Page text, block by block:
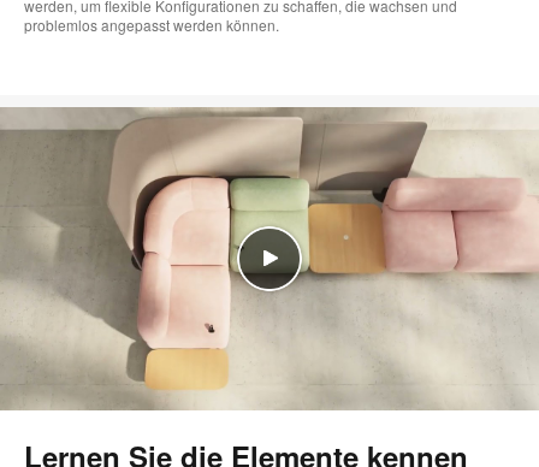
werden, um flexible Konfigurationen zu schaffen, die wachsen und
problemlos angepasst werden können.
Lernen Sie die Elemente kennen